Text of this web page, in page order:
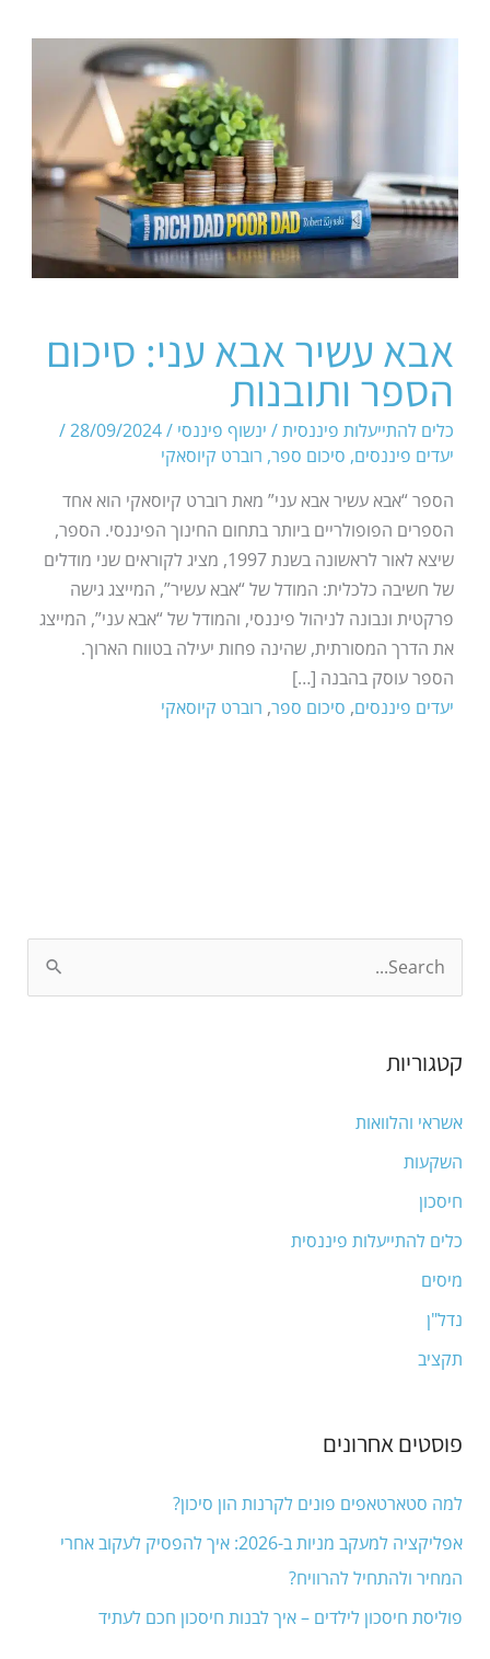
אבא עשיר אבא עני: סיכום
הספר ותובנות
כלים להתייעלות פיננסית/ ינשוף פיננסי /
28/09/2024
/
יעדים פיננסים, סיכום ספר, רוברט קיוסאקי
הספר “אבא עשיר אבא עני” מאת רוברט קיוסאקי הוא אחד
הספרים הפופולריים ביותר בתחום החינוך הפיננסי. הספר,
שיצא לאור לראשונה בשנת 1997, מציג לקוראים שני מודלים
של חשיבה כלכלית: המודל של “אבא עשיר”, המייצג גישה
פרקטית ונבונה לניהול פיננסי, והמודל של “אבא עני”, המייצג
את הדרך המסורתית, שהינה פחות יעילה בטווח הארוך.
הספר עוסק בהבנה […]
יעדים פיננסים, סיכום ספר, רוברט קיוסאקי
r
o
r
:
קטגוריות
אשראי והלוואות
השקעות
חיסכון
כלים להתייעלות פיננסית
מיסים
נדל"ן
תקציב
פוסטים אחרונים
למה סטארטאפים פונים לקרנות הון סיכון?
אפליקציה למעקב מניות ב-2026: איך להפסיק לעקוב אחרי
המחיר ולהתחיל להרוויח?
פוליסת חיסכון לילדים – איך לבנות חיסכון חכם לעתיד